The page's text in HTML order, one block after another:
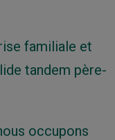
familiale et
tandem père-
occupons